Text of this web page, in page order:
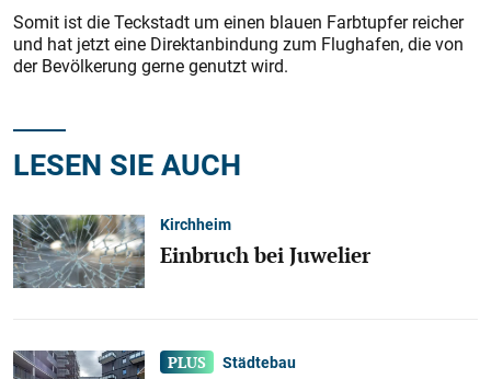
Somit ist die Teckstadt um einen blauen Farbtupfer reicher
und hat jetzt eine Direktanbindung zum Flughafen, die von
der Bevölkerung gerne genutzt wird.
LESEN SIE AUCH
Kirchheim
Einbruch bei Juwelier
Städtebau